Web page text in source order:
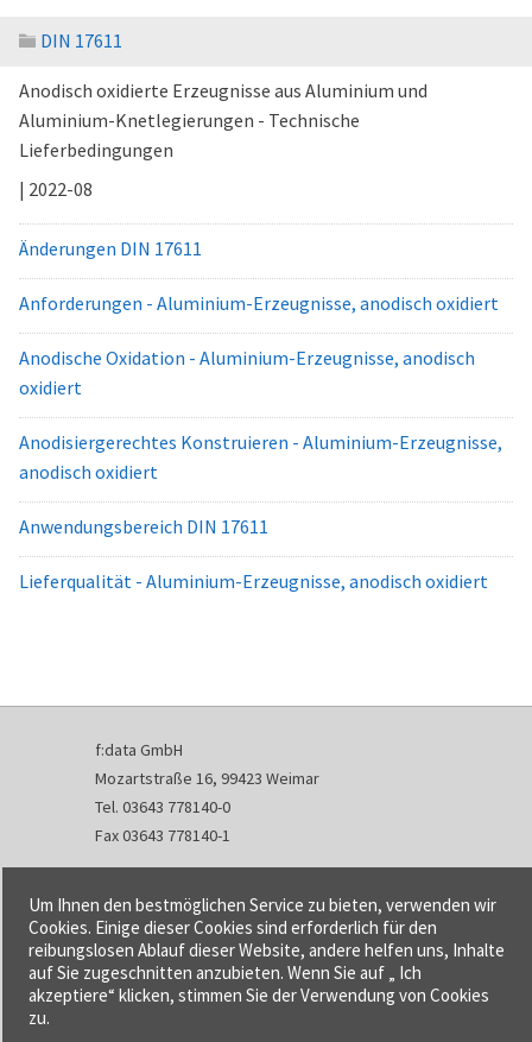
DIN 17611
Anodisch oxidierte Erzeugnisse aus Aluminium und
Aluminium-Knetlegierungen - Technische
Lieferbedingungen
| 2022-08
Änderungen DIN 17611
Anforderungen - Aluminium-Erzeugnisse, anodisch oxidiert
Anodische Oxidation - Aluminium-Erzeugnisse, anodisch
oxidiert
Anodisiergerechtes Konstruieren - Aluminium-Erzeugnisse,
anodisch oxidiert
Anwendungsbereich DIN 17611
Lieferqualität - Aluminium-Erzeugnisse, anodisch oxidiert
f:data GmbH
Mozartstraße 16, 99423 Weimar
Tel. 03643 778140-0
Fax 03643 778140-1
info@fdata.de
Kontakt
Impressum
Datenschutzerklärung
Urheberrecht und Haftung
Um Ihnen den bestmöglichen Service zu bieten, verwenden wir
Cookies. Einige dieser Cookies sind erforderlich für den
reibungslosen Ablauf dieser Website, andere helfen uns, Inhalte
auf Sie zugeschnitten anzubieten. Wenn Sie auf „ Ich
akzeptiere“ klicken, stimmen Sie der Verwendung von Cookies
zu.